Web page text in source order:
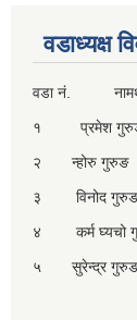
वडाध्यक्ष
वडा नं.
१ प्रमेश
२ न्होरु
३ विनोद
४ कर्म
५ सुरेन्द्र